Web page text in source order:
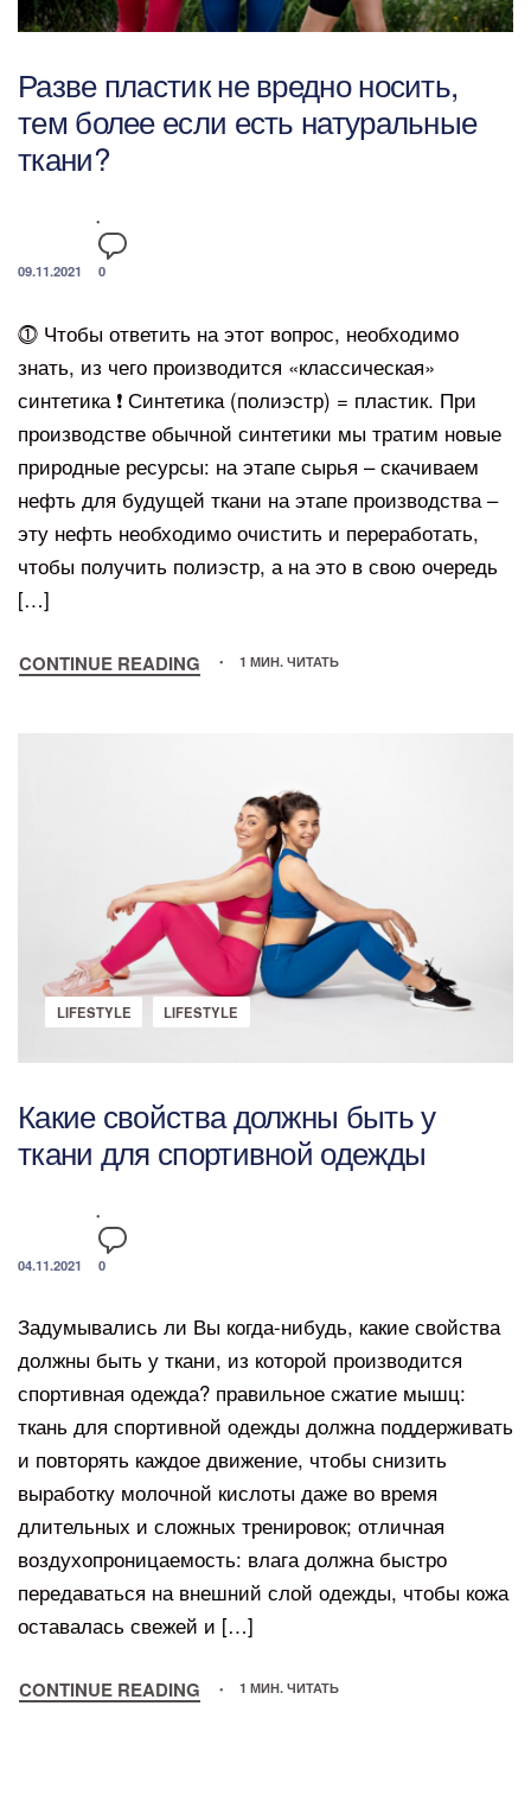
Разве пластик не вредно носить,
тем более если есть натуральные
ткани?
09.11.2021 0
⓵ Чтобы ответить на этот вопрос, необходимо
знать, из чего производится «классическая»
синтетика ❗️ Синтетика (полиэстр) = пластик. При
производстве обычной синтетики мы тратим новые
природные ресурсы: на этапе сырья – скачиваем
нефть для будущей ткани на этапе производства –
эту нефть необходимо очистить и переработать,
чтобы получить полиэстр, а на это в свою очередь
[…]
CONTINUE READING 1 МИН. ЧИТАТЬ
LIFESTYLE LIFESTYLE
Какие свойства должны быть у
ткани для спортивной одежды
04.11.2021 0
Задумывались ли Вы когда-нибудь, какие свойства
должны быть у ткани, из которой производится
спортивная одежда? правильное сжатие мышц:
ткань для спортивной одежды должна поддерживать
и повторять каждое движение, чтобы снизить
выработку молочной кислоты даже во время
длительных и сложных тренировок; отличная
воздухопроницаемость: влага должна быстро
передаваться на внешний слой одежды, чтобы кожа
оставалась свежей и […]
CONTINUE READING 1 МИН. ЧИТАТЬ